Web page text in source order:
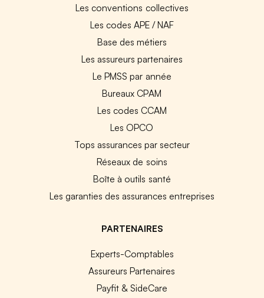
Les conventions collectives
Les codes APE / NAF
Base des métiers
Les assureurs partenaires
Le PMSS par année
Bureaux CPAM
Les codes CCAM
Les OPCO
Tops assurances par secteur
Réseaux de soins
Boîte à outils santé
Les garanties des assurances entreprises
PARTENAIRES
Experts-Comptables
Assureurs Partenaires
Payfit & SideCare